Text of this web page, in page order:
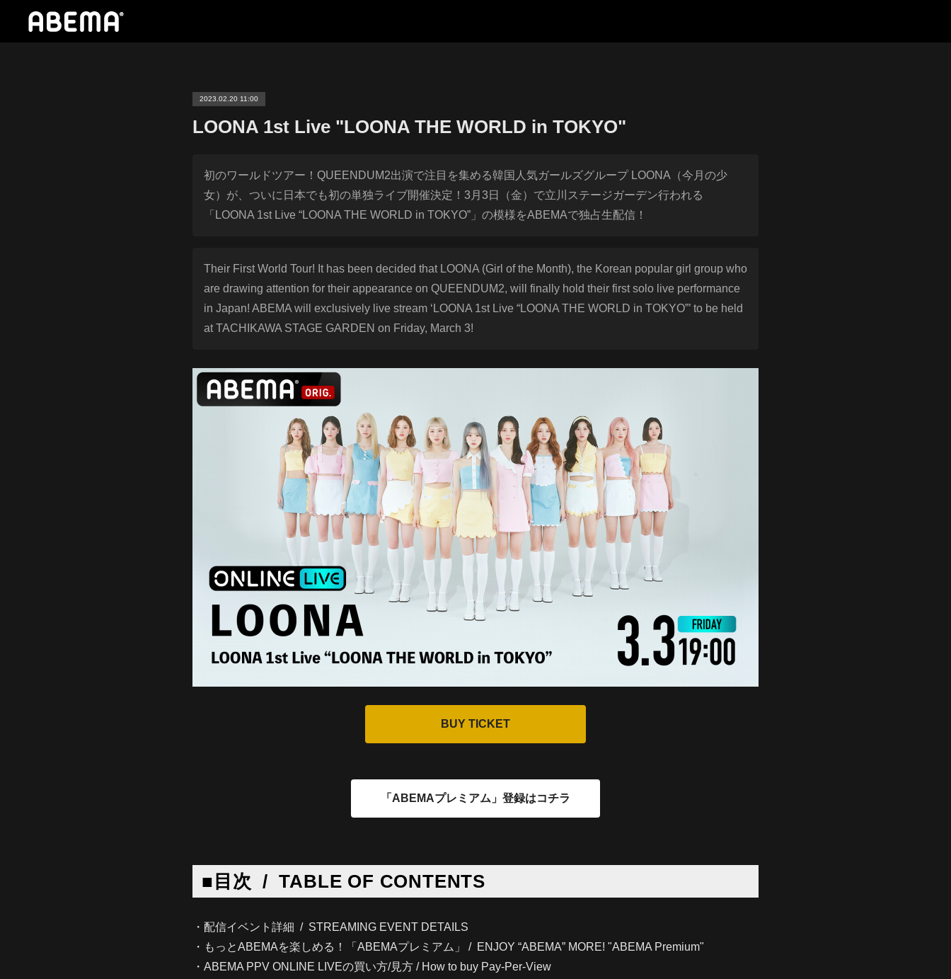
2023.02.20 11:00
LOONA 1st Live "LOONA THE WORLD in TOKYO"
初のワールドツアー！QUEENDUM2出演で注目を集める韓国人気ガールズグループ LOONA（今月の少
女）が、ついに日本でも初の単独ライブ開催決定！3月3日（金）で立川ステージガーデン行われる
「LOONA 1st Live “LOONA THE WORLD in TOKYO”」の模様をABEMAで独占生配信！
Their First World Tour! It has been decided that LOONA (Girl of the Month), the Korean popular girl group who
are drawing attention for their appearance on QUEENDUM2, will finally hold their first solo live performance
in Japan! ABEMA will exclusively live stream ‘LOONA 1st Live “LOONA THE WORLD in TOKYO”’ to be held
at TACHIKAWA STAGE GARDEN on Friday, March 3!
■目次 / TABLE OF CONTENTS
・配信イベント詳細 / STREAMING EVENT DETAILS
・もっとABEMAを楽しめる！「ABEMAプレミアム」 / ENJOY “ABEMA” MORE! "ABEMA Premium"
・ABEMA PPV ONLINE LIVEの買い方/見方 / How to buy Pay-Per-View